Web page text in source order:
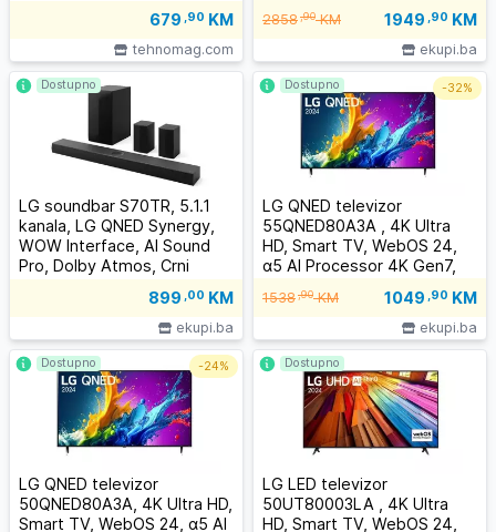
679 ,90 KM
tehnomag.com
2858,90KM 1949 ,90 KM
ekupi.ba
LG soundbar S70TR, 5.1.1
kanala, LG QNED Synergy,
WOW Interface, AI Sound
Pro, Dolby Atmos, Crni
899 ,00 KM
ekupi.ba
Dostupno
LG QNED televizor
55QNED80A3A , 4K Ultra
HD, Smart TV, WebOS 24,
α5 AI Processor 4K Gen7,
Crni
1538,90KM 1049 ,90 KM
ekupi.ba
Dostupno -32%
LG QNED televizor
50QNED80A3A, 4K Ultra HD,
Smart TV, WebOS 24, α5 AI
Dostupno -24%
LG LED televizor
50UT80003LA , 4K Ultra
HD, Smart TV, WebOS 24,
Dostupno